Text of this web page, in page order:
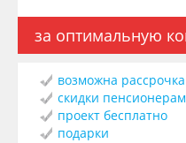
за оптимальную
возможна
скидки пенсионерам
проект бесплатно
подарки